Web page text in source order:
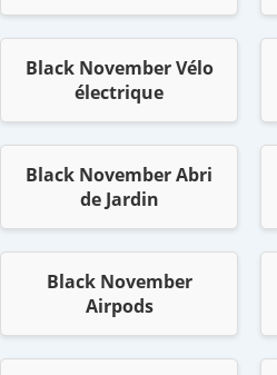
Black November Vélo
électrique
Black November Abri
de Jardin
Black November
Airpods